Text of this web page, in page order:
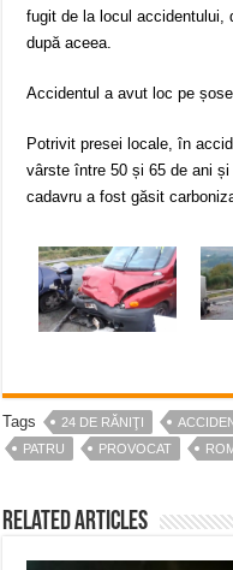
fugit de la locul
după aceea.
Accidentul a avut loc pe
Potrivit presei locale, în
vârste între 50 și 65 de ani
cadavru a fost găsit
Tags 24 DE RĂNIŢI
PATRU
PROVOCAT
Related Articles